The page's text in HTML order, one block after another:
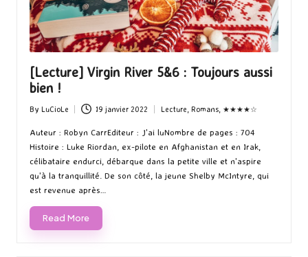
[Lecture] Virgin River 5&6 : Toujours aussi
bien !
Posted
by
By LuCioLe 19 janvier 2022
Posted
in
Lecture, Romans, ★★★★☆
Auteur : Robyn CarrEditeur : J'ai luNombre de pages : 704
Histoire : Luke Riordan, ex-pilote en Afghanistan et en Irak,
célibataire endurci, débarque dans la petite ville et n'aspire
qu'à la tranquillité. De son côté, la jeune Shelby McIntyre, qui
est revenue après…
Read More